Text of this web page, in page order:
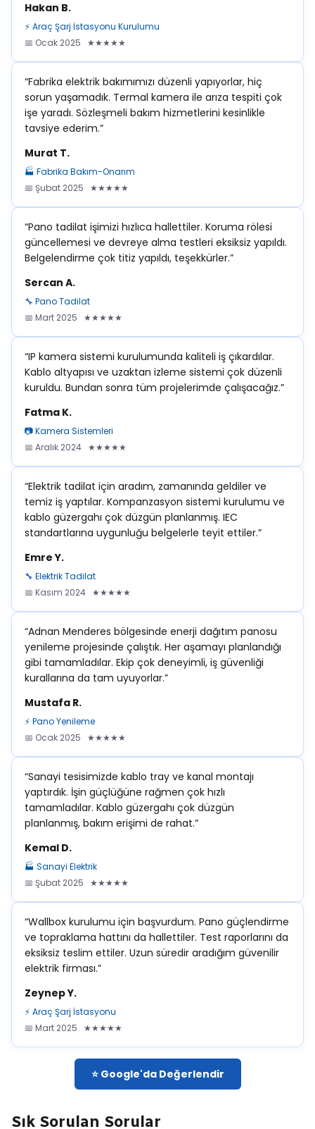
Hakan B.
⚡ Araç Şarj İstasyonu Kurulumu
📅 Ocak 2025 ★★★★★
“Fabrika elektrik bakımımızı düzenli yapıyorlar, hiç
sorun yaşamadık. Termal kamera ile arıza tespiti çok
işe yaradı. Sözleşmeli bakım hizmetlerini kesinlikle
tavsiye ederim.”
Murat T.
🏭 Fabrika Bakım-Onarım
📅 Şubat 2025 ★★★★★
“Pano tadilat işimizi hızlıca hallettiler. Koruma rölesi
güncellemesi ve devreye alma testleri eksiksiz yapıldı.
Belgelendirme çok titiz yapıldı, teşekkürler.”
Sercan A.
🔧 Pano Tadilat
📅 Mart 2025 ★★★★★
“IP kamera sistemi kurulumunda kaliteli iş çıkardılar.
Kablo altyapısı ve uzaktan izleme sistemi çok düzenli
kuruldu. Bundan sonra tüm projelerimde çalışacağız.”
Fatma K.
📷 Kamera Sistemleri
📅 Aralık 2024 ★★★★★
“Elektrik tadilat için aradım, zamanında geldiler ve
temiz iş yaptılar. Kompanzasyon sistemi kurulumu ve
kablo güzergahı çok düzgün planlanmış. IEC
standartlarına uygunluğu belgelerle teyit ettiler.”
Emre Y.
🔧 Elektrik Tadilat
📅 Kasım 2024 ★★★★★
“Adnan Menderes bölgesinde enerji dağıtım panosu
yenileme projesinde çalıştık. Her aşamayı planlandığı
gibi tamamladılar. Ekip çok deneyimli, iş güvenliği
kurallarına da tam uyuyorlar.”
Mustafa R.
⚡ Pano Yenileme
📅 Ocak 2025 ★★★★★
“Sanayi tesisimizde kablo tray ve kanal montajı
yaptırdık. İşin güçlüğüne rağmen çok hızlı
tamamladılar. Kablo güzergahı çok düzgün
planlanmış, bakım erişimi de rahat.”
Kemal D.
🏭 Sanayi Elektrik
📅 Şubat 2025 ★★★★★
“Wallbox kurulumu için başvurdum. Pano güçlendirme
ve topraklama hattını da hallettiler. Test raporlarını da
eksiksiz teslim ettiler. Uzun süredir aradığım güvenilir
elektrik firması.”
Zeynep Y.
⚡ Araç Şarj İstasyonu
📅 Mart 2025 ★★★★★
⭐ Google'da Değerlendir
Sık Sorulan Sorular